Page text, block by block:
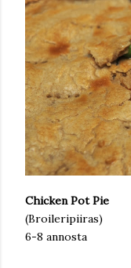
Chicken Pot Pie
(Broileripiiras)
6-8 annosta